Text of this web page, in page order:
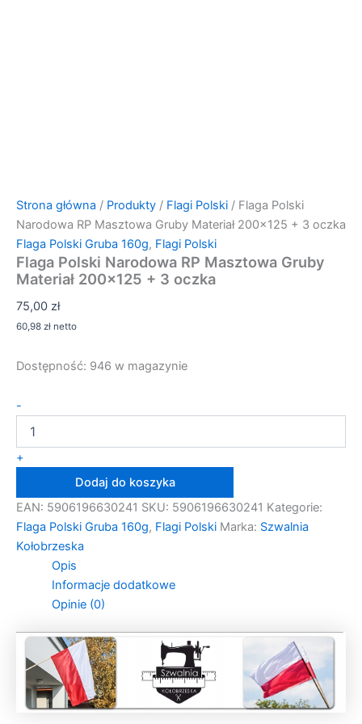
Strona główna / Produkty / Flagi Polski / Flaga Polski
Narodowa RP Masztowa Gruby Materiał 200×125 + 3 oczka
Flaga Polski Gruba 160g, Flagi Polski
Flaga Polski Narodowa RP Masztowa Gruby
Materiał 200×125 + 3 oczka
75,00 zł
60,98 zł netto
Dostępność: 946 w magazynie
-
Flaga
Polski
Narodowa
RP
Masztowa
Gruby
Materiał
200x125
+
oczka
+
Dodaj do koszyka
EAN: 5906196630241 SKU: 5906196630241 Kategorie:
Flaga Polski Gruba 160g, Flagi Polski Marka: Szwalnia
Kołobrzeska
Opis
Informacje dodatkowe
Opinie (0)